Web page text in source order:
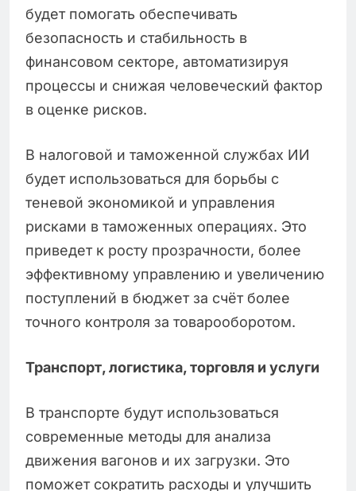
будет помогать обеспечивать
безопасность и стабильность в
финансовом секторе, автоматизируя
процессы и снижая человеческий фактор
в оценке рисков.
В налоговой и таможенной службах ИИ
будет использоваться для борьбы с
теневой экономикой и управления
рисками в таможенных операциях. Это
приведет к росту прозрачности, более
эффективному управлению и увеличению
поступлений в бюджет за счёт более
точного контроля за товарооборотом.
Транспорт, логистика, торговля и услуги
В транспорте будут использоваться
современные методы для анализа
движения вагонов и их загрузки. Это
поможет сократить расходы и улучшить